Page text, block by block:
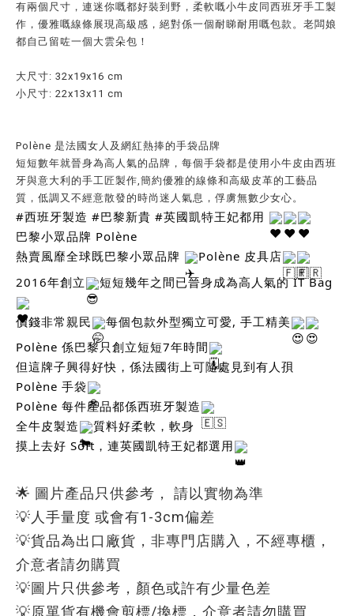
有兩個尺寸，連迷你嘅都好裝到野，柔軟嘅小牛皮同西班牙手工製
作，優雅嘅線條展現高級感，絕對係一個耐睇耐用嘅包款。老闆娘
都自己留咗一個大雲朵包！
大尺寸: 32x19x16 cm
小尺寸: 22x13x11 cm
Polène 是法國女人及網紅熱捧的手袋品牌
短短數年就晉身為高人氣的品牌，每個手袋都是使用小牛皮由西班
牙與意大利的手工匠製作,簡約優雅的線條和高級皮革的工藝品
質，低調又不經意散發的時尚迷人氣息，俘虜無數少女心。
#西班牙製造 #巴黎新貴 #英國凱特王妃都用
巴黎小眾品牌 Polène
熱賣風靡全球既巴黎小眾品牌
Polène 皮具店
2016年創立
短短幾年之間已晉身成為高人氣的 IT Bag
價錢非常親民
每個包款外型獨立可愛, 手工精美
Polène 係巴黎只創立短短7年時間
但這牌子興得好快，係法國街上可隨處見到有人孭
Polène 手袋
Polène 每件產品都係西班牙製造
全牛皮製造
質料好柔軟，軟身
摸上去好 Soft，連英國凱特王妃都選用
🌟 圖片產品只供參考， 請以實物為準
💡人手量度 或會有1-3cm偏差
💡貨品為出口廠貨，非專門店購入，不經專櫃，
介意者請勿購買
💡圖片只供參考，顏色或許有少量色差
💡原單貨有機會剪標/換標，介意者請勿購買
立即購買